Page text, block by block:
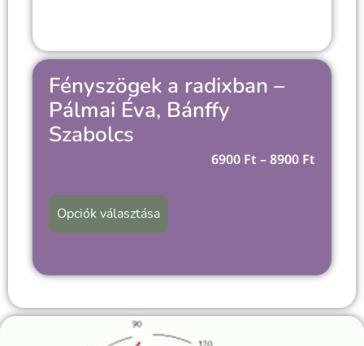
Fényszögek a radixban –
Pálmai Éva, Bánffy
Szabolcs
6900 Ft –8900 Ft
Opciók választása